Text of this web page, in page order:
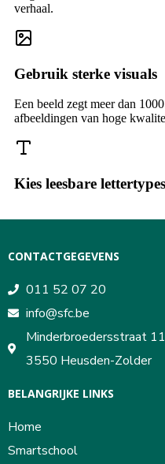
CONTACTGEGEVENS
011 52 07 20
info@sfc.be
Minderbroedersstraat 11
3550 Heusden-Zolder
BELANGRIJKE LINKS
Home
Smartschool